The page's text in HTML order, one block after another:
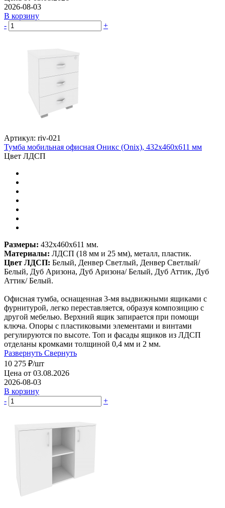
2026-08-03
В корзину
-
+
Артикул: riv-021
Тумба мобильная офисная Оникс (Onix), 432х460х611 мм
Цвет ЛДСП
Размеры: 432х460х611 мм.
Материалы: ЛДСП (18 мм и 25 мм), металл, пластик.
Цвет ЛДСП: Белый, Денвер Светлый, Денвер Светлый/
Белый, Дуб Аризона, Дуб Аризона/ Белый, Дуб Аттик, Дуб
Аттик/ Белый.
Офисная тумба, оснащенная 3-мя выдвижными ящиками с
фурнитурой, легко переставляется, образуя композицию с
другой мебелью. Верхний ящик запирается при помощи
ключа. Опоры с пластиковыми элементами и винтами
регулируются по высоте. Топ и фасады ящиков из ЛДСП
отделаны кромками толщиной 0,4 мм и 2 мм.
Развернуть Свернуть
10 275 ₽/шт
Цена от 03.08.2026
2026-08-03
В корзину
-
+